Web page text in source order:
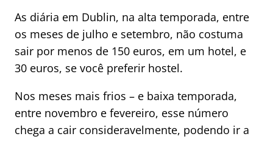
As diária em Dublin, na alta temporada, entre
os meses de julho e setembro, não costuma
sair por menos de 150 euros, em um hotel, e
30 euros, se você preferir hostel.
Nos meses mais frios – e baixa temporada,
entre novembro e fevereiro, esse número
chega a cair consideravelmente, podendo ir a